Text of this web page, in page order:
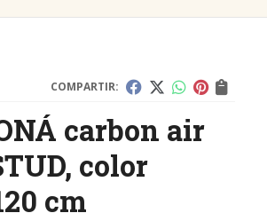
COMPARTIR:
carbon air
color
cm